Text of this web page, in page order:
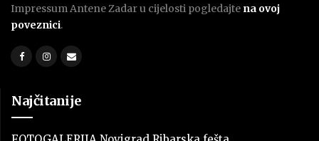
Impressum Antene Zadar u cijelosti pogledajte na ovoj
poveznici.
Najčitanije